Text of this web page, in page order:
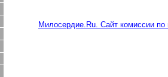
Милосердие.Ru. Сайт комиссии по